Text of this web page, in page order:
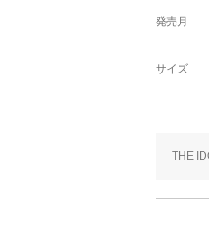
発売月
サイズ
THE